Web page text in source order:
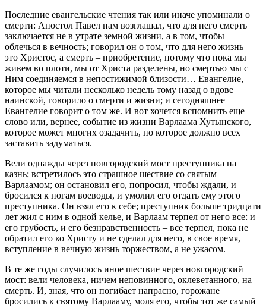
Последние евангельские чтения так или иначе упоминали о
смерти: Апостол Павел нам возглашал, что для него смерть
заключается не в утрате земной жизни, а в том, чтобы
облечься в вечность; говорил он о том, что для него жизнь –
это Христос, а смерть – приобретение, потому что пока мы
живем во плоти, мы от Христа разделены, но смертью мы с
Ним соединяемся в непостижимой близости… Евангелие,
которое мы читали несколько недель тому назад о вдове
наинской, говорило о смерти и жизни; и сегодняшнее
Евангелие говорит о том же. И вот хочется вспомнить еще
слово или, вернее, событие из жизни Варлаама Хутынского,
которое может многих озадачить, но которое должно всех
заставить задуматься.
Вели однажды через новгородский мост преступника на
казнь; встретилось это страшное шествие со святым
Варлаамом; он остановил его, попросил, чтобы ждали, и
бросился к ногам воеводы, и умолил его отдать ему этого
преступника. Он взял его к себе; преступник больше тридцати
лет жил с ним в одной келье, и Варлаам терпел от него все: и
его грубость, и его безнравственность – все терпел, пока не
обратил его ко Христу и не сделал для него, в свое время,
вступление в вечную жизнь торжеством, а не ужасом.
В те же годы случилось иное шествие через новгородский
мост: вели человека, ничем неповинного, оклеветанного, на
смерть. И, зная, что он погибает напрасно, горожане
бросились к святому Варлааму, моля его, чтобы тот же самый